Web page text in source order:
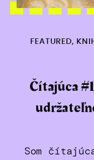
FEATURED,
Čítajúca
Som